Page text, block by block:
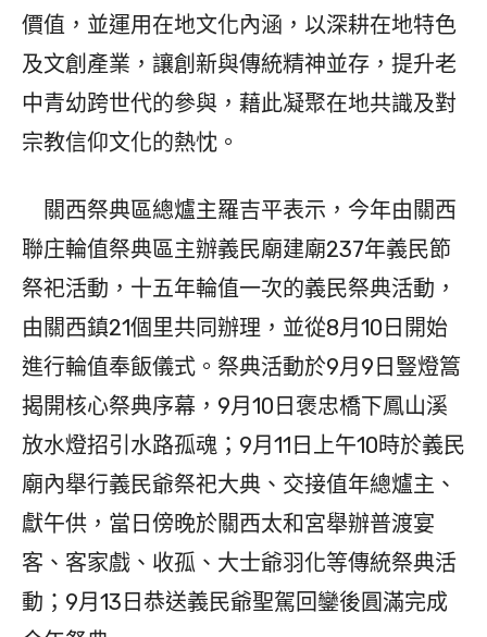
價值，並運用在地文化內涵，以深耕在地特色
及文創產業，讓創新與傳統精神並存，提升老
中青幼跨世代的參與，藉此凝聚在地共識及對
宗教信仰文化的熱忱。
關西祭典區總爐主羅吉平表示，今年由關西
聯庄輪值祭典區主辦義民廟建廟237年義民節
祭祀活動，十五年輪值一次的義民祭典活動，
由關西鎮21個里共同辦理，並從8月10日開始
進行輪值奉飯儀式。祭典活動於9月9日豎燈篙
揭開核心祭典序幕，9月10日褒忠橋下鳳山溪
放水燈招引水路孤魂；9月11日上午10時於義民
廟內舉行義民爺祭祀大典、交接值年總爐主、
獻午供，當日傍晚於關西太和宮舉辦普渡宴
客、客家戲、收孤、大士爺羽化等傳統祭典活
動；9月13日恭送義民爺聖駕回鑾後圓滿完成